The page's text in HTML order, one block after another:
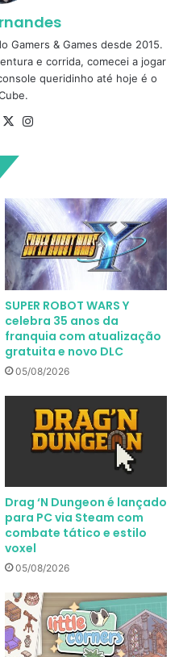
Gamers & Games desde 2015.
e corrida, comecei a jogar
queridinho até hoje é o
Facebook
X
SUPER ROBOT WARS Y
celebra 35 anos da
franquia com atualização
gratuita e novo DLC
05/08/2026
Drag ‘N Dungeon é lançado
para PC via Steam com
combate tático e estilo
voxel
05/08/2026